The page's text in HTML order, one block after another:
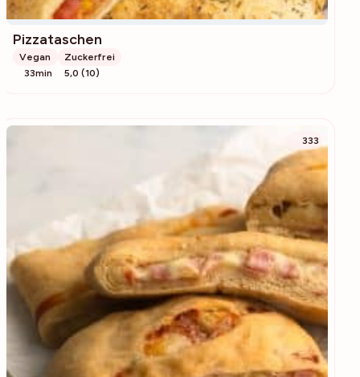
Pizzataschen
Vegan
Zuckerfrei
33min
5,0 (10)
333